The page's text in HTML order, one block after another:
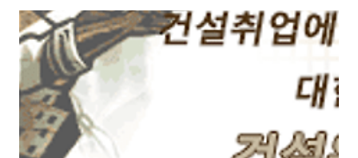
현대엔지니어링(엔지니어링), 구산토건(전문건설), 삼우종합건축사사무
소(건축설계), 국보디자인(인테리어)이 부문별 1위 자리에 올랐다. 종합
건설 부문에서는 삼성물산에 이어 현대건설, 대림산업, 대우건설, 포스
코건설, GS건설, 롯데건설, SK건설, 현대산업개발, 두산건설이 톱10에
이름을 올렸다. 호반건설, 한화건설, 부영, 계룡건설산업, 코오롱..